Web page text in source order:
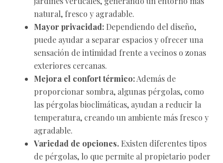
natural, fresco y agradable.
Mayor privacidad: Dependiendo del diseño,
puede ayudar a separar espacios y ofrecer una
sensación de intimidad frente a vecinos o zonas
exteriores cercanas.
Mejora el confort térmico:Además de
proporcionar sombra, algunas pérgolas, como
las pérgolas bioclimáticas, ayudan a reducir la
temperatura, creando un ambiente más fresco y
agradable.
Variedad de opciones. Existen diferentes tipos
de pérgolas, lo que permite al propietario poder